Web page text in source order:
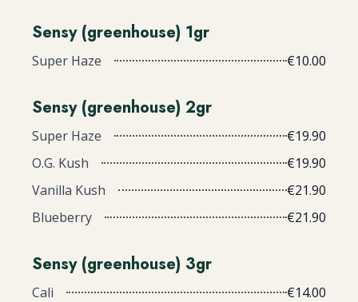
Sensy (greenhouse) 1gr
Super Haze €10.00
Sensy (greenhouse) 2gr
Super Haze
€19.90
O.G. Kush
€19.90
Vanilla Kush
€21.90
Blueberry
€21.90
Sensy (greenhouse) 3gr
Cali
€14.00